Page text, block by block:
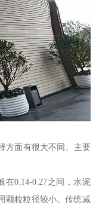
方面有很大不同。主要
在0.14-0.27之间，水泥
颗粒粒径较小。传统减